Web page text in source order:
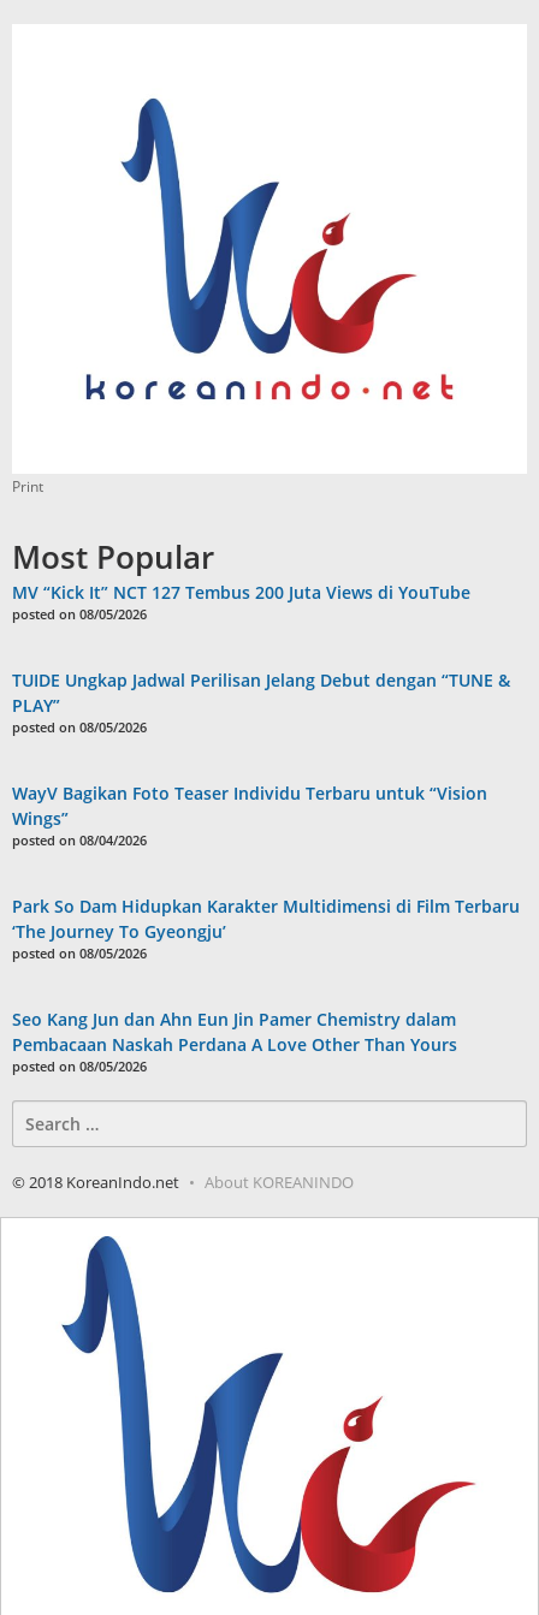
Print
Most Popular
MV “Kick It” NCT 127 Tembus 200 Juta Views di YouTube
posted on 08/05/2026
TUIDE Ungkap Jadwal Perilisan Jelang Debut dengan “TUNE &
PLAY”
posted on 08/05/2026
WayV Bagikan Foto Teaser Individu Terbaru untuk “Vision
Wings”
posted on 08/04/2026
Park So Dam Hidupkan Karakter Multidimensi di Film Terbaru
‘The Journey To Gyeongju’
posted on 08/05/2026
Seo Kang Jun dan Ahn Eun Jin Pamer Chemistry dalam
Pembacaan Naskah Perdana A Love Other Than Yours
posted on 08/05/2026
for:
© 2018 KoreanIndo.net About KOREANINDO